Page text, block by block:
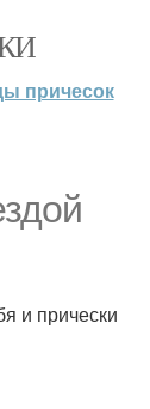
причесок
и прически